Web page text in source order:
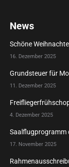
News
Schöne
16. Dezember 2025
Grundsteuer für
11. Dezember 2025
4. Dezember 2025
Saalflugprogramm
17. November 2025